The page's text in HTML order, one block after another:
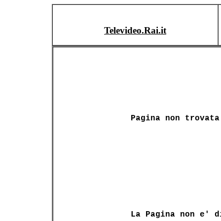
Televideo.Rai.it
Pagina non trovata
La Pagina non e'